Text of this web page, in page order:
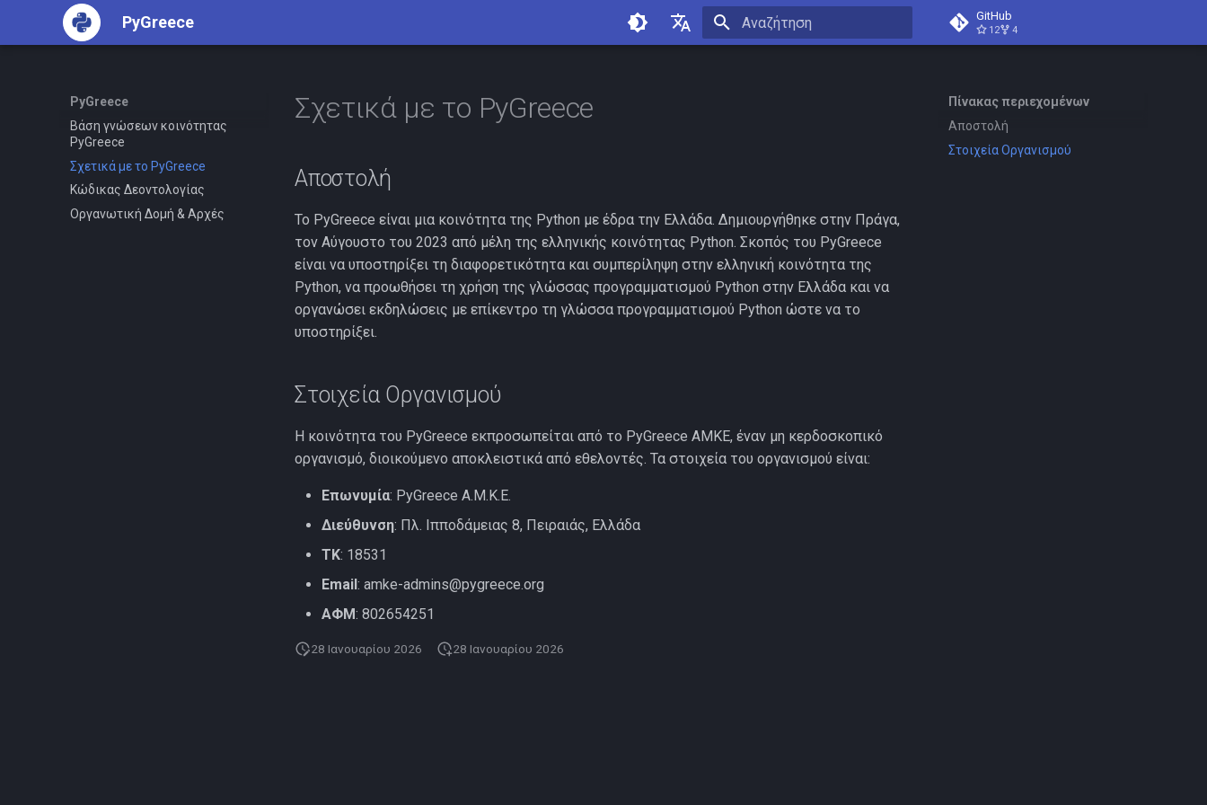
PyGreece GitHub
12 4
PyGreece
Βάση γνώσεων κοινότητας
PyGreece
Σχετικά με το PyGreece
Κώδικας Δεοντολογίας
Οργανωτική Δομή & Αρχές
Πίνακας περιεχομένων
Αποστολή
Στοιχεία Οργανισμού
Σχετικά με το PyGreece
Αποστολή
Το PyGreece είναι μια κοινότητα της Python με έδρα την Ελλάδα. Δημιουργήθηκε στην Πράγα,
τον Αύγουστο του 2023 από μέλη της ελληνικής κοινότητας Python. Σκοπός του PyGreece
είναι να υποστηρίξει τη διαφορετικότητα και συμπερίληψη στην ελληνική κοινότητα της
Python, να προωθήσει τη χρήση της γλώσσας προγραμματισμού Python στην Ελλάδα και να
οργανώσει εκδηλώσεις με επίκεντρο τη γλώσσα προγραμματισμού Python ώστε να το
υποστηρίξει.
Στοιχεία Οργανισμού
Η κοινότητα του PyGreece εκπροσωπείται από το PyGreece AMKE, έναν μη κερδοσκοπικό
οργανισμό, διοικούμενο αποκλειστικά από εθελοντές. Τα στοιχεία του οργανισμού είναι:
Επωνυμία: PyGreece A.M.K.E.
Διεύθυνση: Πλ. Ιπποδάμειας 8, Πειραιάς, Ελλάδα
ΤΚ: 18531
Email: amke-admins@pygreece.org
ΑΦΜ: 802654251
28 Ιανουαρίου 2026 28 Ιανουαρίου 2026